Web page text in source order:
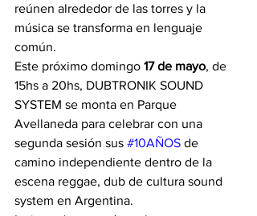
reúnen alrededor de las torres y la
música se transforma en lenguaje
común.
Este próximo domingo 17 de mayo, de
15hs a 20hs, DUBTRONIK SOUND
SYSTEM se monta en Parque
Avellaneda para celebrar con una
segunda sesión sus #10AÑOS de
camino independiente dentro de la
escena reggae, dub de cultura sound
system en Argentina.